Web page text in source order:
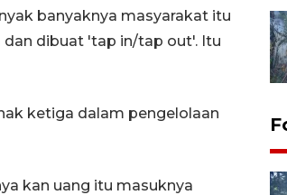
banyaknya masyarakat itu
dan dibuat 'tap in/tap out'. Itu
ketiga dalam pengelolaan
kan uang itu masuknya